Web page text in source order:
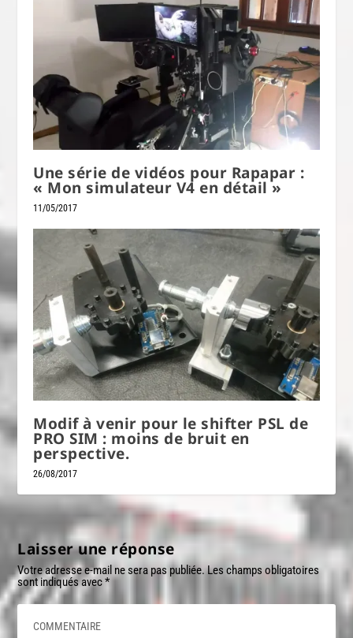
Une série de vidéos pour Rapapar :
« Mon simulateur V4 en détail »
11/05/2017
Modif à venir pour le shifter PSL de
PRO SIM : moins de bruit en
perspective.
26/08/2017
Laisser une réponse
Votre adresse e-mail ne sera pas publiée.Les champs obligatoires
sont indiqués avec*